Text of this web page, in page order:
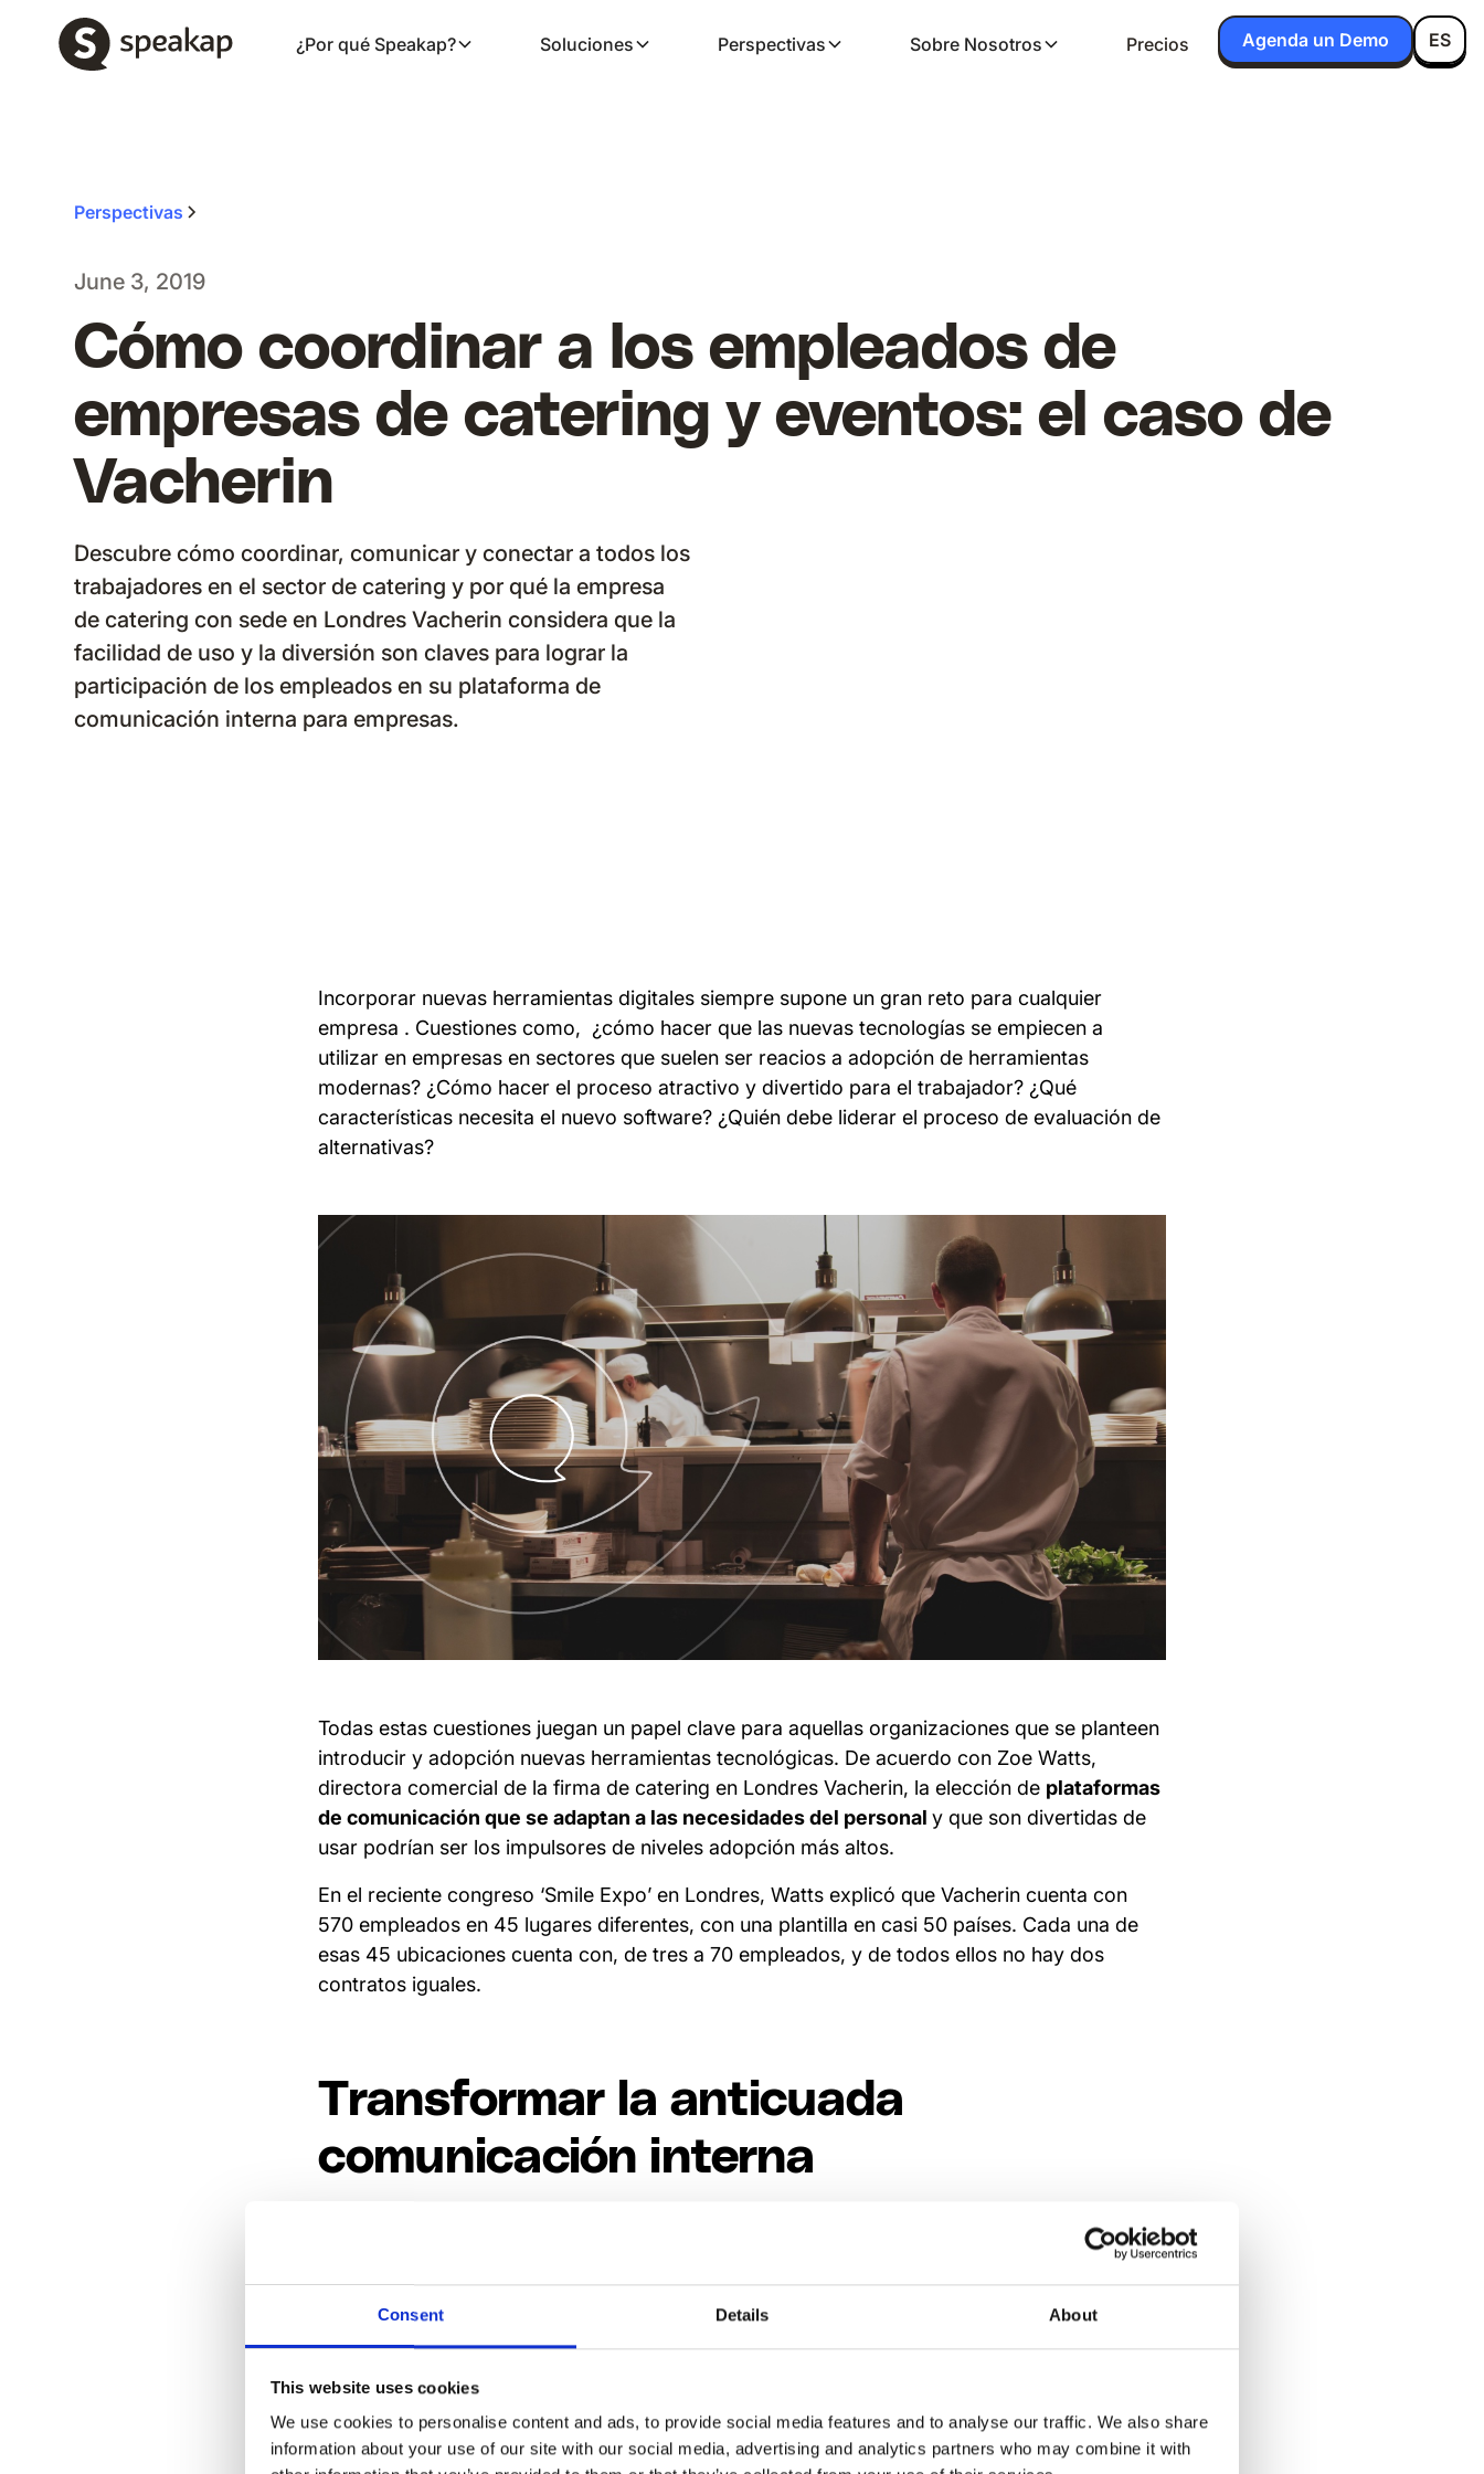
Consent Details About
This website uses cookies
We use cookies to personalise content and ads, to provide social media features and to analyse our traffic. We also share
information about your use of our site with our social media, advertising and analytics partners who may combine it with
¿Por qué Speakap? Soluciones Perspectivas Sobre Nosotros Precios Agenda un Demo ES
Perspectivas
June 3, 2019
Cómo coordinar a los empleados de
empresas de catering y eventos: el caso de
Vacherin
Descubre cómo coordinar, comunicar y conectar a todos los
trabajadores en el sector de catering y por qué la empresa
de catering con sede en Londres Vacherin considera que la
facilidad de uso y la diversión son claves para lograr la
participación de los empleados en su plataforma de
comunicación interna para empresas.
Incorporar nuevas herramientas digitales siempre supone un gran reto para cualquier
empresa . Cuestiones como, ¿cómo hacer que las nuevas tecnologías se empiecen a
utilizar en empresas en sectores que suelen ser reacios a adopción de herramientas
modernas? ¿Cómo hacer el proceso atractivo y divertido para el trabajador? ¿Qué
características necesita el nuevo software? ¿Quién debe liderar el proceso de evaluación de
alternativas?
Todas estas cuestiones juegan un papel clave para aquellas organizaciones que se planteen
introducir y adopción nuevas herramientas tecnológicas. De acuerdo con Zoe Watts,
directora comercial de la firma de catering en Londres Vacherin, la elección de plataformas
de comunicación que se adaptan a las necesidades del personal y que son divertidas de
usar podrían ser los impulsores de niveles adopción más altos.
En el reciente congreso ‘Smile Expo’ en Londres, Watts explicó que Vacherin cuenta con
570 empleados en 45 lugares diferentes, con una plantilla en casi 50 países. Cada una de
esas 45 ubicaciones cuenta con, de tres a 70 empleados, y de todos ellos no hay dos
contratos iguales.
Transformar la anticuada
comunicación interna
información necesaria sobre sus funciones, pero además querían saber mucho más sobre
lo queestaban haciendo y pasando en el resto de otros ubicaciones y empleados.
enviando boletines y formularios por correo electrónico.
No era un proceso en tiempo real, y tenía una tasa de